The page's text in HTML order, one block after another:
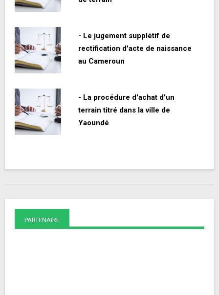
- Le jugement supplétif de
rectification d'acte de naissance
au Cameroun
- La procédure d'achat d'un
terrain titré dans la ville de
Yaoundé
PARTENAIRE